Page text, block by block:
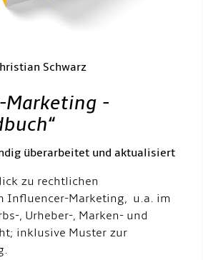
Schwarz
-
“
überarbeitet und aktualisiert
zu rechtlichen
Influencer-Marketing, u.a. im
, Urheber-, Marken- und
inklusive Muster zur